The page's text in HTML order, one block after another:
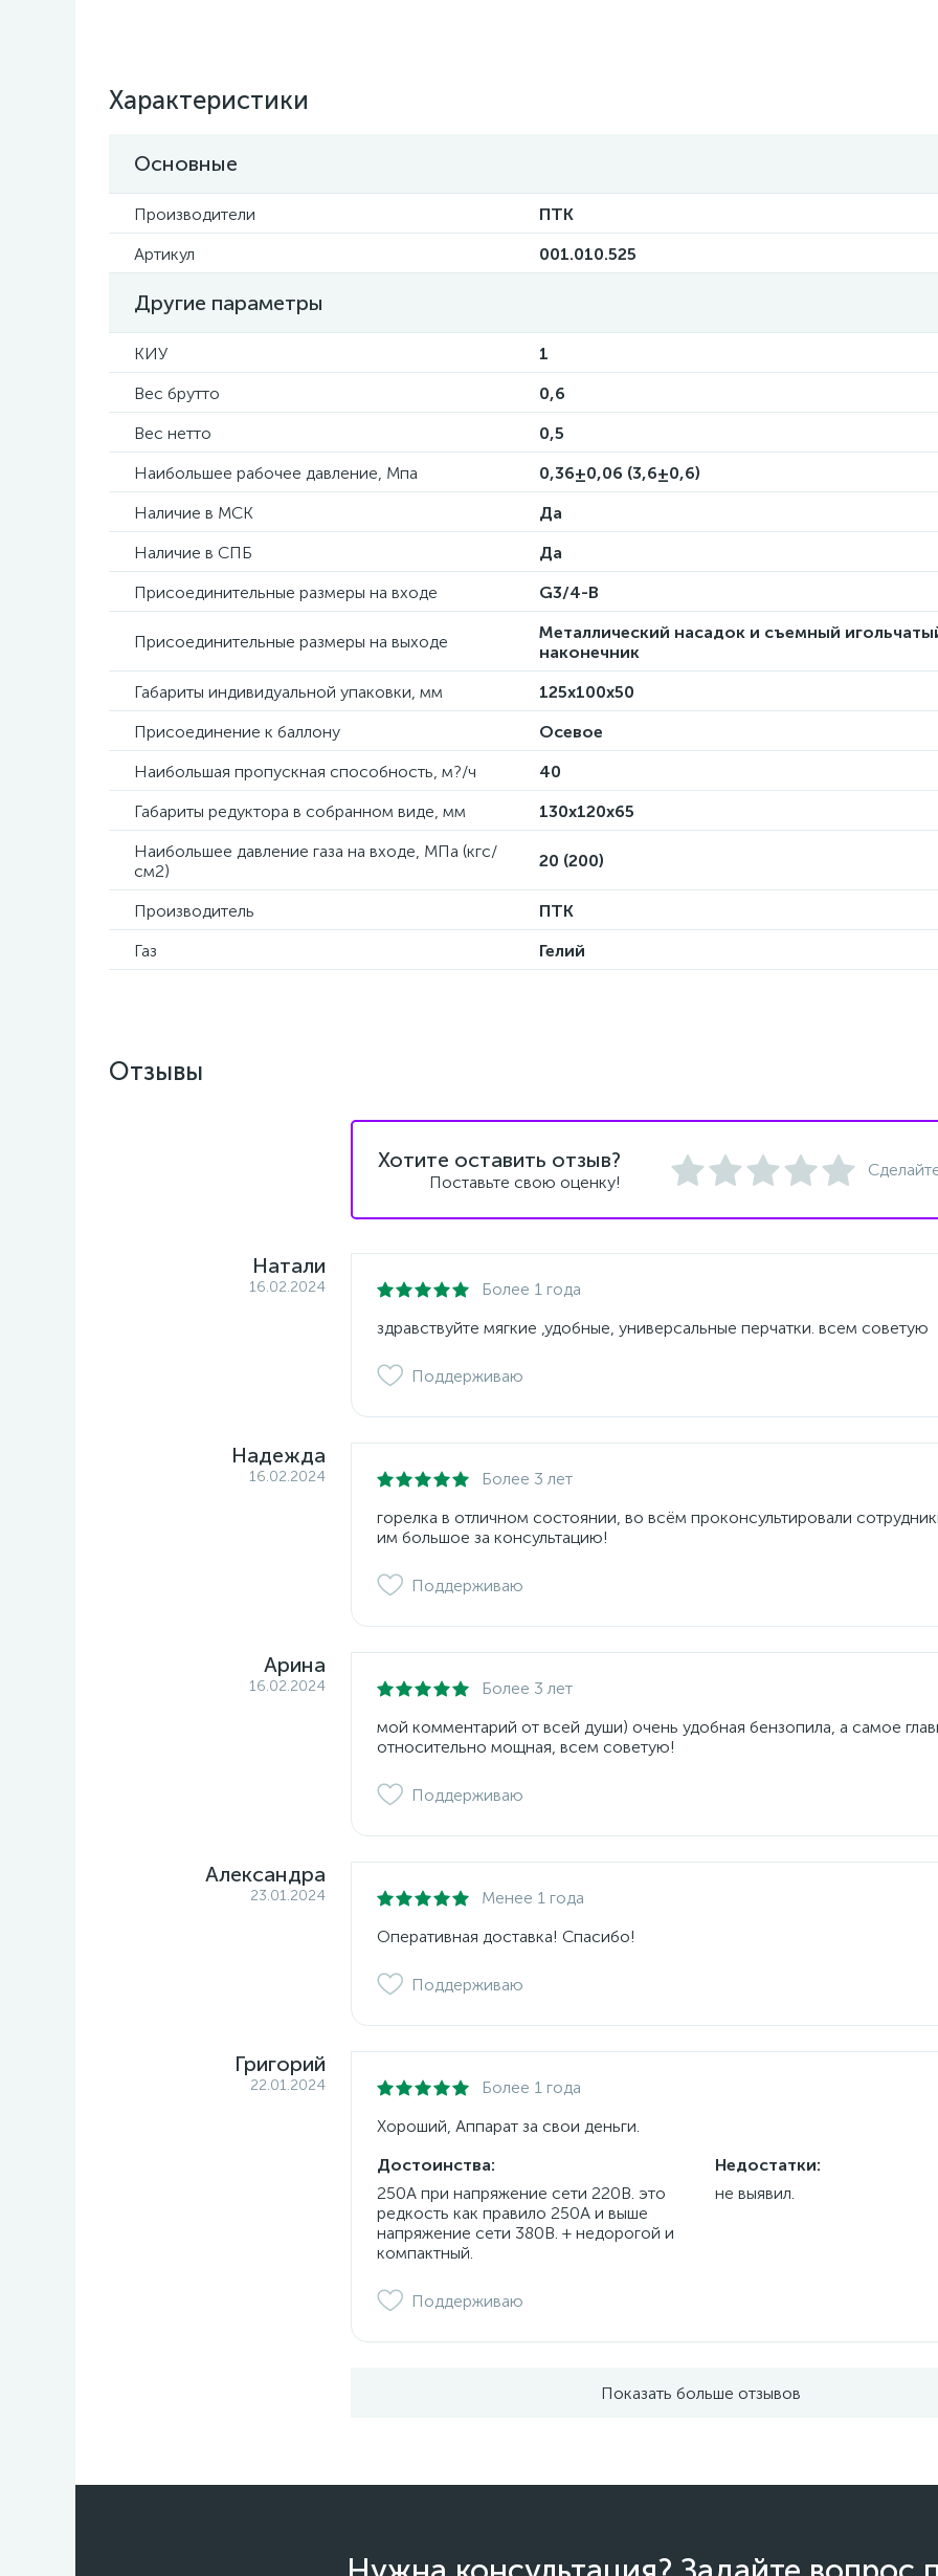
Характеристики
Основные
Производители
ПТК
Артикул
001.010.525
Другие параметры
КИУ
1
Вес брутто
0,6
Вес нетто
0,5
Наибольшее рабочее давление, Мпа
0,36±0,06 (3,6±0,6)
Наличие в МСК
Да
Наличие в СПБ
Да
Присоединительные размеры на входе
G3/4-B
Присоединительные размеры на выходе
Металлический насадок и съемный
наконечник
Габариты индивидуальной упаковки, мм
125х100х50
Присоединение к баллону
Осевое
Наибольшая пропускная способность, м?/ч
40
Габариты редуктора в собранном виде, мм
130х120х65
Наибольшее давление газа на входе, МПа (кгс/
см2)
20 (200)
Производитель
ПТК
Газ
Гелий
Отзывы
Хотите оставить отзыв?
Поставьте свою оценку!
Натали
16.02.2024
Более 1 года
здравствуйте мягкие ,удобные, универсальные перчатки. всем советую
Поддерживаю
Надежда
16.02.2024
Более 3 лет
горелка в отличном состоянии, во всём проконсультировали
им большое за консультацию!
Поддерживаю
Арина
16.02.2024
Более 3 лет
мой комментарий от всей души) очень удобная бензопила, а самое
относительно мощная, всем советую!
Поддерживаю
Александра
23.01.2024
Менее 1 года
Оперативная доставка! Спасибо!
Поддерживаю
Григорий
22.01.2024
Более 1 года
Хороший, Аппарат за свои деньги.
Достоинства:
250А при напряжение сети 220В. это
редкость как правило 250А и выше
напряжение сети 380В. + недорогой и
компактный.
Недостатки:
не выявил.
Поддерживаю
Показать больше отзывов